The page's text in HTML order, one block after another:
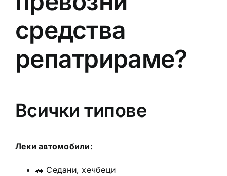
средства
репатрираме?
Всички типове
Леки автомобили:
🚗 Седани, хечбеци